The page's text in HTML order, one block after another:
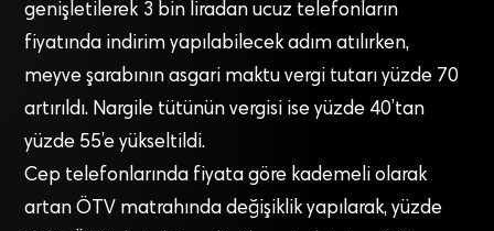
genişletilerek 3 bin liradan ucuz telefonların
fiyatında indirim yapılabilecek adım atılırken,
meyve şarabının asgari maktu vergi tutarı yüzde 70
artırıldı. Nargile tütünün vergisi ise yüzde 40’tan
yüzde 55’e yükseltildi.
Cep telefonlarında fiyata göre kademeli olarak
artan ÖTV matrahında değişiklik yapılarak, yüzde